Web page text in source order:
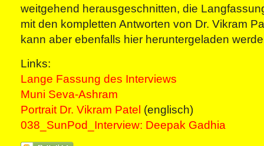
weitgehend herausgeschnitten, die
mit den kompletten Antworten von Dr. Vikram
kann aber ebenfalls hier heruntergeladen
Links:
Lange Fassung des Interviews
Muni Seva-Ashram
Portrait Dr. Vikram Patel (englisch)
038_SunPod_Interview: Deepak Gadhia